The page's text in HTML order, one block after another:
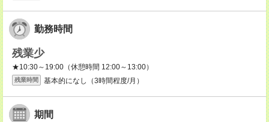
勤務時間
残業少
★10:30～19:00（休憩時間 12:00～13:00）
残業時間 基本的になし（3時間程度/月）
期間